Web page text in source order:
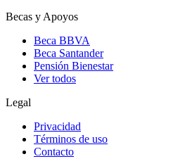
Becas y Apoyos
Beca BBVA
Beca Santander
Pensión Bienestar
Ver todos
Legal
Privacidad
Términos de uso
Contacto